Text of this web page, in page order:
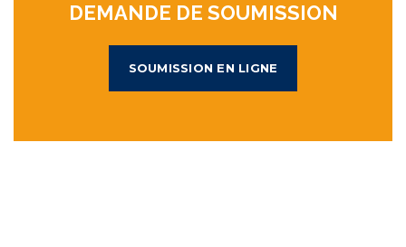
DEMANDE DE SOUMISSION
SOUMISSION EN LIGNE